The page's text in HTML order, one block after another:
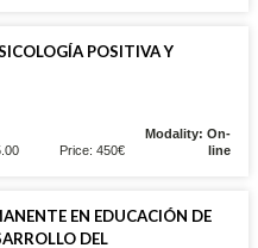
POSITIVA Y
Price: 450€
Modality: On-
line
EN EDUCACIÓN DE
DEL